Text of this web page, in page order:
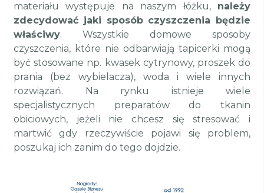
materiału występuje na naszym łóżku, należy
zdecydować jaki sposób czyszczenia będzie
właściwy. Wszystkie domowe sposoby
czyszczenia, które nie odbarwiają tapicerki mogą
być stosowane np. kwasek cytrynowy, proszek do
prania (bez wybielacza), woda i wiele innych
rozwiązań. Na rynku istnieje wiele
specjalistycznych preparatów do tkanin
obiciowych, jeżeli nie chcesz się stresować i
martwić gdy rzeczywiście pojawi się problem,
poszukaj ich zanim do tego dojdzie.